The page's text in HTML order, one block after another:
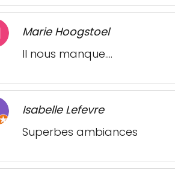
Marie Hoogstoel
Il nous manque....
Isabelle Lefevre
Superbes ambiances